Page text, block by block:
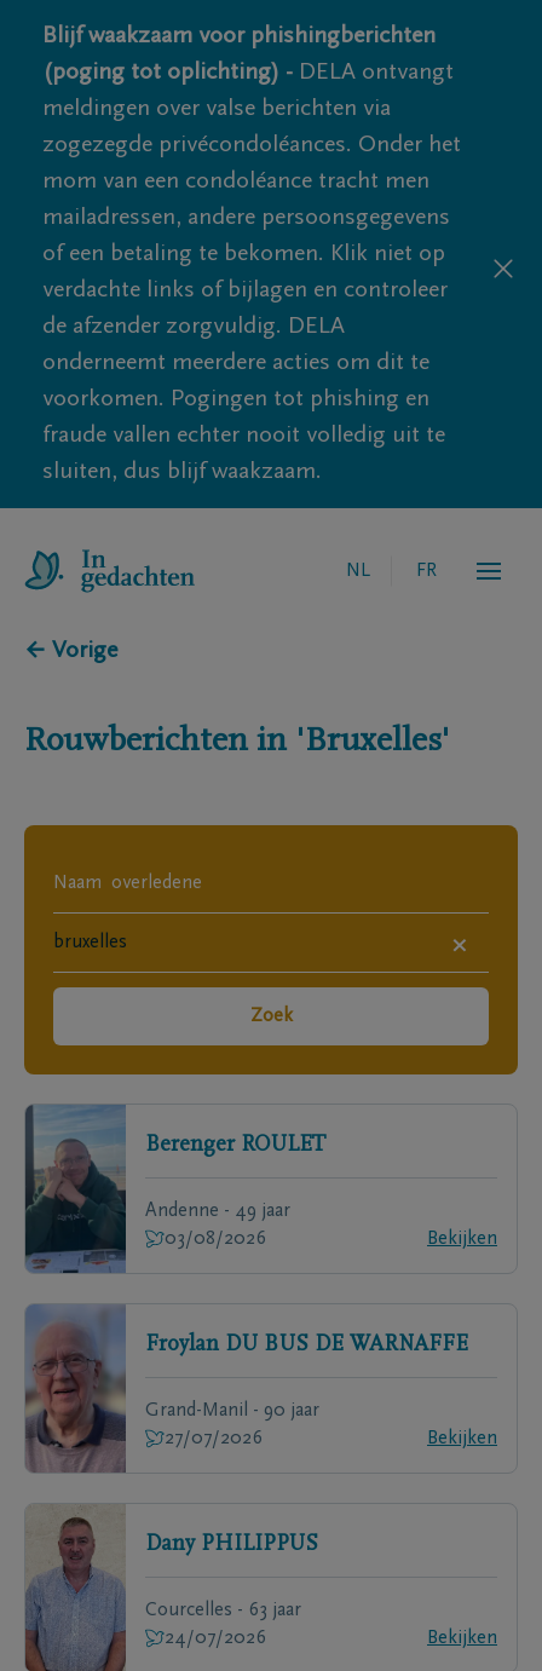
Blijf waakzaam voor phishingberichten
(poging tot oplichting) - DELA ontvangt
meldingen over valse berichten via
zogezegde privécondoléances. Onder het
mom van een condoléance tracht men
mailadressen, andere persoonsgegevens
of een betaling te bekomen. Klik niet op
verdachte links of bijlagen en controleer
de afzender zorgvuldig. DELA
onderneemt meerdere acties om dit te
voorkomen. Pogingen tot phishing en
fraude vallen echter nooit volledig uit te
sluiten, dus blijf waakzaam.
NL FR
← Vorige
Rouwberichten in 'Bruxelles'
×
Zoek
Berenger ROULET
Andenne - 49 jaar
03/08/2026
Bekijken
Froylan DU BUS DE WARNAFFE
Grand-Manil - 90 jaar
27/07/2026
Bekijken
Dany PHILIPPUS
Courcelles - 63 jaar
24/07/2026
Bekijken